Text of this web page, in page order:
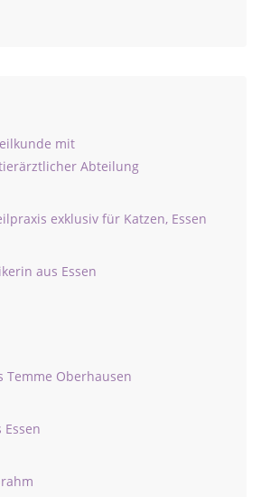
mit
Abteilung
exklusiv für Katzen, Essen
aus Essen
Oberhausen